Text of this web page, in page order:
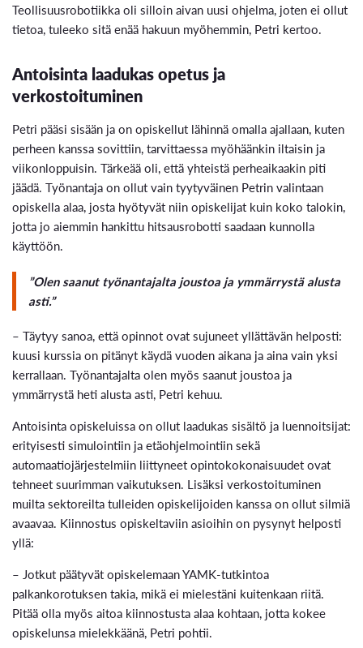
Teollisuusrobotiikka oli silloin aivan uusi ohjelma, joten ei ollut
tietoa, tuleeko sitä enää hakuun myöhemmin, Petri kertoo.
Antoisinta laadukas opetus ja
verkostoituminen
Petri pääsi sisään ja on opiskellut lähinnä omalla ajallaan, kuten
perheen kanssa sovittiin, tarvittaessa myöhäänkin iltaisin ja
viikonloppuisin. Tärkeää oli, että yhteistä perheaikaakin piti
jäädä. Työnantaja on ollut vain tyytyväinen Petrin valintaan
opiskella alaa, josta hyötyvät niin opiskelijat kuin koko talokin,
jotta jo aiemmin hankittu hitsausrobotti saadaan kunnolla
käyttöön.
”Olen saanut työnantajalta joustoa ja ymmärrystä alusta
asti.”
– Täytyy sanoa, että opinnot ovat sujuneet yllättävän helposti:
kuusi kurssia on pitänyt käydä vuoden aikana ja aina vain yksi
kerrallaan. Työnantajalta olen myös saanut joustoa ja
ymmärrystä heti alusta asti, Petri kehuu.
Antoisinta opiskeluissa on ollut laadukas sisältö ja luennoitsijat:
erityisesti simulointiin ja etäohjelmointiin sekä
automaatiojärjestelmiin liittyneet opintokokonaisuudet ovat
tehneet suurimman vaikutuksen. Lisäksi verkostoituminen
muilta sektoreilta tulleiden opiskelijoiden kanssa on ollut silmiä
avaavaa. Kiinnostus opiskeltaviin asioihin on pysynyt helposti
yllä:
– Jotkut päätyvät opiskelemaan YAMK-tutkintoa
palkankorotuksen takia, mikä ei mielestäni kuitenkaan riitä.
Pitää olla myös aitoa kiinnostusta alaa kohtaan, jotta kokee
opiskelunsa mielekkäänä, Petri pohtii.